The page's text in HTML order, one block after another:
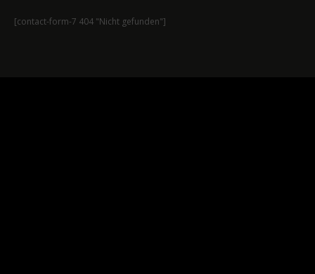
[contact-form-7 404 "Nicht gefunden"]